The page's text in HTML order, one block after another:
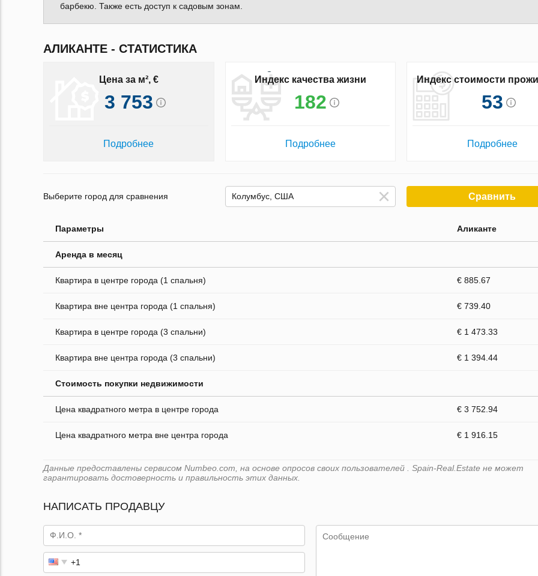
барбекю. Также есть доступ к садовым зонам.
АЛИКАНТЕ - СТАТИСТИКА
Цена за м², €
3 753
Подробнее
Индекс качества жизни
182
Подробнее
Индекс стоимости
53
Подробнее
Выберите город для сравнения Сравнить
Параметры Аликанте
Аренда в месяц
Квартира в центре города (1 спальня) € 885.67
Квартира вне центра города (1 спальня) € 739.40
Квартира в центре города (3 спальни) € 1 473.33
Квартира вне центра города (3 спальни) € 1 394.44
Стоимость покупки недвижимости
Цена квадратного метра в центре города € 3 752.94
Цена квадратного метра вне центра города € 1 916.15
Данные предоставлены сервисом Numbeo.com, на основе опросов своих пользователей . Spain-Real.Estate не может
гарантировать достоверность и правильность этих данных.
НАПИСАТЬ ПРОДАВЦУ